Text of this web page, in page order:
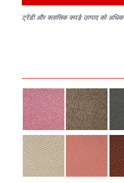
ट्रेंडी और क्लासिक कपड़े उत्पाद को अधिक